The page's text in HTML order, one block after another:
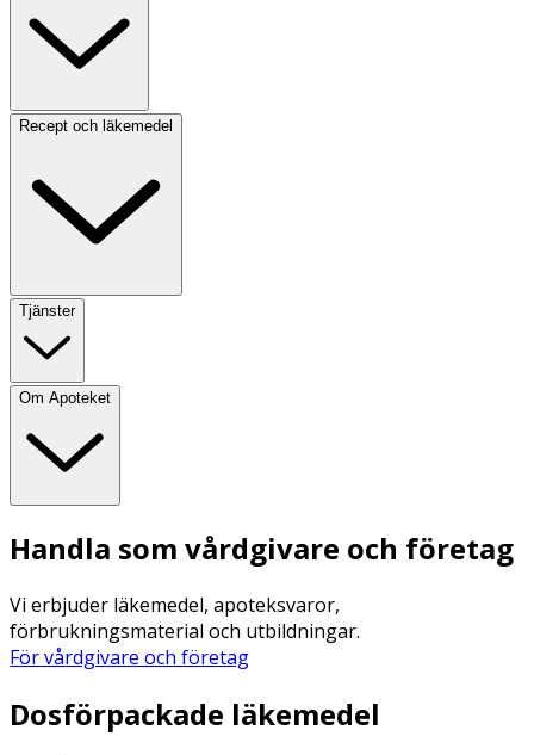
Recept och läkemedel
Tjänster
Om Apoteket
Handla som vårdgivare och företag
Vi erbjuder läkemedel, apoteksvaror,
förbrukningsmaterial och utbildningar.
För vårdgivare och företag
Dosförpackade läkemedel